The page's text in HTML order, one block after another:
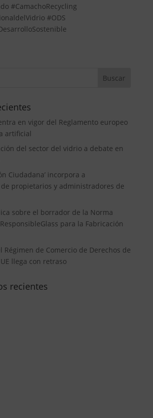
#CamachoRecycling
#ODS
en vigor del Reglamento europeo
artificial
del sector del vidrio a debate en
Ciudadana’ incorpora a
propietarios y administradores de
sobre el borrador de la Norma
para la Fabricación
Régimen de Comercio de Derechos de
llega con retraso
recientes